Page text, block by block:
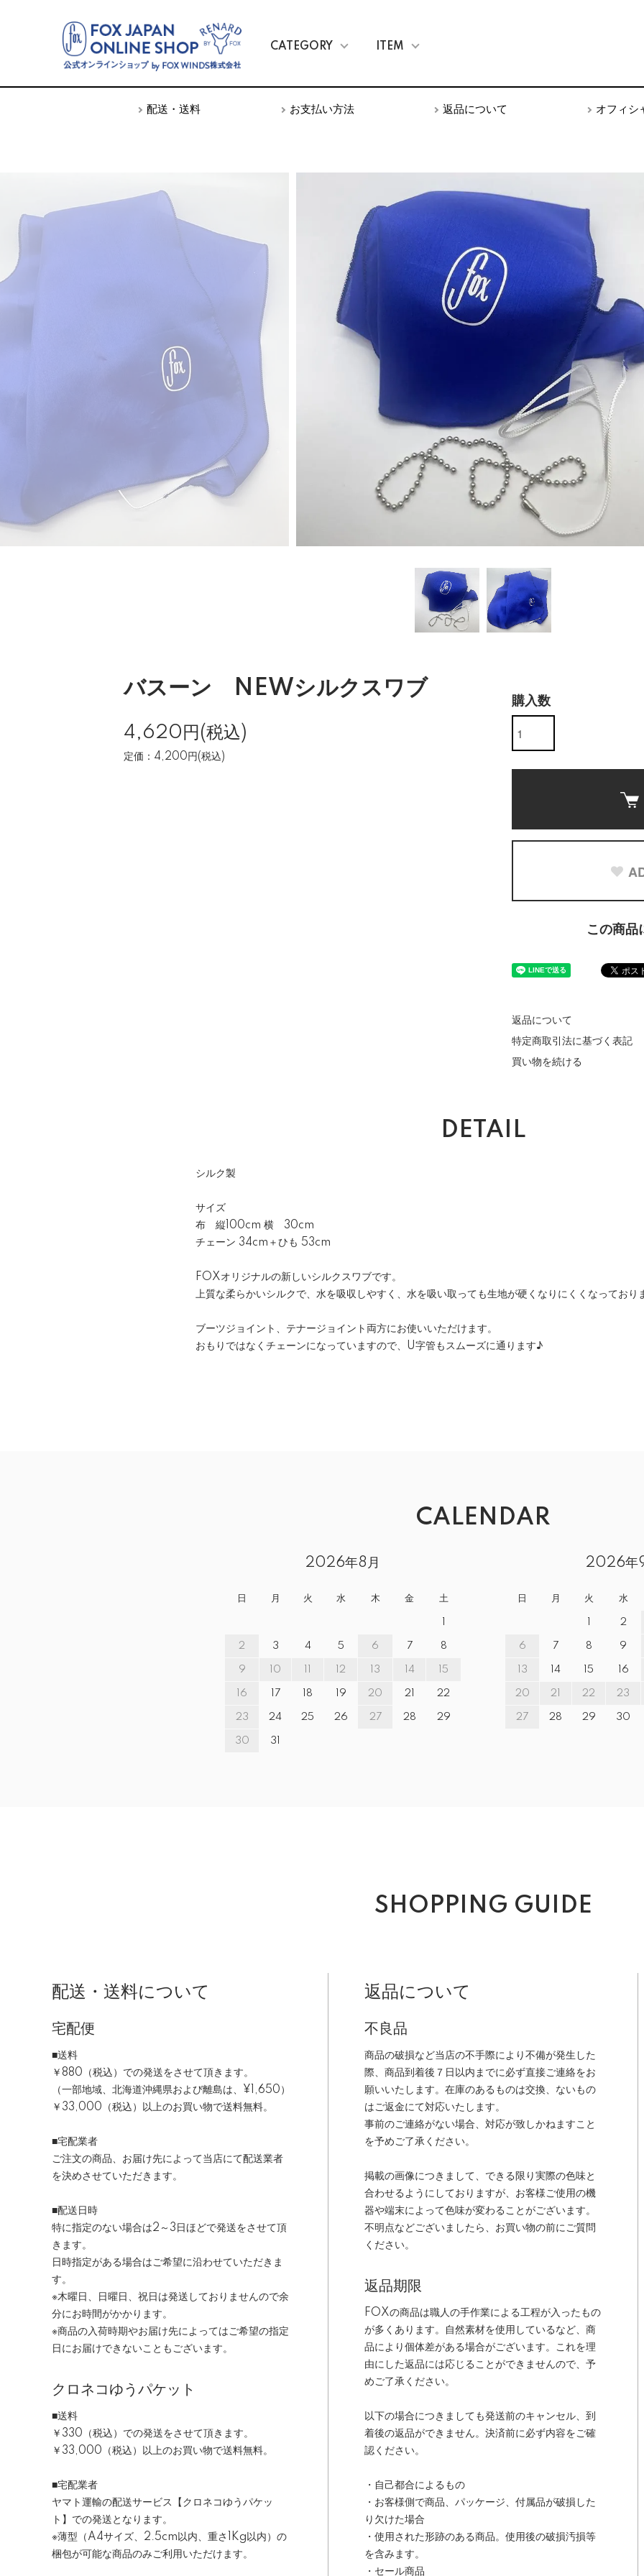
CATEGORY ITEM
配送・送料 お支払い方法 返品について オフィシ
バスーン NEWシルクスワブ
4,620円(税込)
定価：4,200円(税込)
購入数
この商品
返品について
特定商取引法に基づく表記
買い物を続ける
DETAIL
シルク製
サイズ
布 縦100cm 横 30cm
チェーン 34cm＋ひも 53cm
FOXオリジナルの新しいシルクスワブです。
上質な柔らかいシルクで、水を吸収しやすく、水を吸い取っても生地が硬くなりにくくなっており
ブーツジョイント、テナージョイント両方にお使いいただけます。
おもりではなくチェーンになっていますので、U字管もスムーズに通ります♪
CALENDAR
2026年8月
日 月 火 水 木 金 土
2 3 4 5 6 7 8
9 10 12 13 14 15
16 17 18 19 20 21 22
23 24 25 26 27 28 29
30 31
2026年
日 月 火 水
2
6 7 8 9
13 14 15 16
20 21 22 23
27 28 29 30
SHOPPING GUIDE
配送・送料について
宅配便
■送料
￥880（税込） での発送をさせて頂きます。
（一部地域、北海道沖縄県および離島は、
¥1,650）
￥33,000（税込）以上のお買い物で送料無料。
■宅配業者
ご注文の商品、お届け先によって当店にて配送業者
を決めさせていただきます。
■配送日時
特に指定のない場合は2～3日ほどで発送をさせて頂
きます。
日時指定がある場合はご希望に沿わせていただきま
す。
※木曜日、日曜日、祝日は発送しておりませんので余
分にお時間がかかります。
※商品の入荷時期やお届け先によってはご希望の指定
日にお届けできないこともございます。
クロネコゆうパケット
■送料
￥330（税込） での発送をさせて頂きます。
￥33,000（税込）以上のお買い物で送料無料。
■宅配業者
ヤマト運輸の配送サービス【クロネコゆうパケッ
ト】での発送となります。
※薄型（A4サイズ、2.5cm以内、重さ1Kg以内） の
梱包が可能な商品のみご利用いただけます。
返品について
不良品
商品の破損など当店の不手際により不備が発生した
際、商品到着後７日以内までに必ず直接ご連絡をお
願いいたします。在庫のあるものは交換、ないもの
はご返金にて対応いたします。
事前のご連絡がない場合、対応が致しかねますこと
を予めご了承ください。
掲載の画像につきまして、できる限り実際の色味と
合わせるようにしておりますが、お客様ご使用の機
器や端末によって色味が変わることがございます。
不明点などございましたら、お買い物の前にご質問
ください。
返品期限
FOXの商品は職人の手作業による工程が入ったもの
が多くあります。自然素材を使用しているなど、商
品により個体差がある場合がございます。これを理
由にした返品には応じることができませんので、予
めご了承ください。
以下の場合につきましても発送前のキャンセル、到
着後の返品ができません。決済前に必ず内容をご確
認ください。
・自己都合によるもの
・お客様側で商品、パッケージ、付属品が破損した
り欠けた場合
・使用された形跡のある商品。使用後の破損汚損等
を含みます。
・セール商品